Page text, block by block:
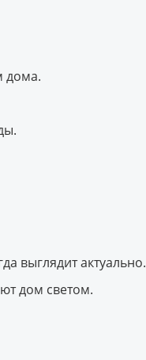
дома.
выглядит актуально.
дом светом.